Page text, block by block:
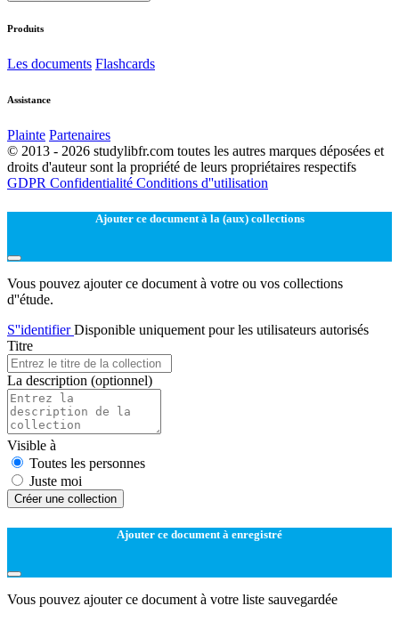
Produits
Les documents Flashcards
Assistance
Plainte Partenaires
© 2013 - 2026 studylibfr.com toutes les autres marques déposées et
droits d'auteur sont la propriété de leurs propriétaires respectifs
GDPR Confidentialité Conditions d''utilisation
Ajouter ce document à la (aux) collections
Vous pouvez ajouter ce document à votre ou vos collections
d''étude.
S''identifierDisponible uniquement pour les utilisateurs autorisés
Titre
La description (optionnel)
Visible à
Toutes les personnes
Juste moi
Créer une collection
Ajouter ce document à enregistré
Vous pouvez ajouter ce document à votre liste sauvegardée